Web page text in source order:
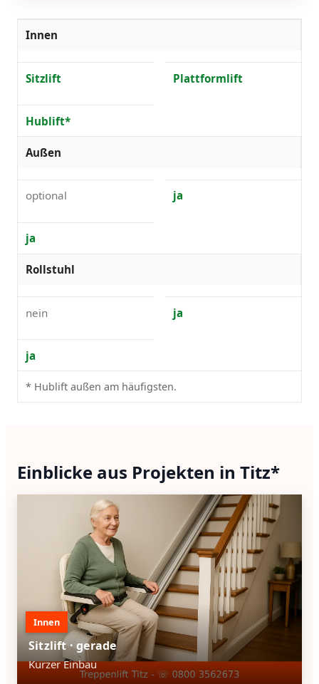
Innen
Sitzlift Plattformlift
Hublift*
Außen
optional ja
ja
Rollstuhl
nein ja
ja
* Hublift außen am häufigsten.
Einblicke aus Projekten in Titz*
Innen
Sitzlift · gerade
Kurzer Einbau